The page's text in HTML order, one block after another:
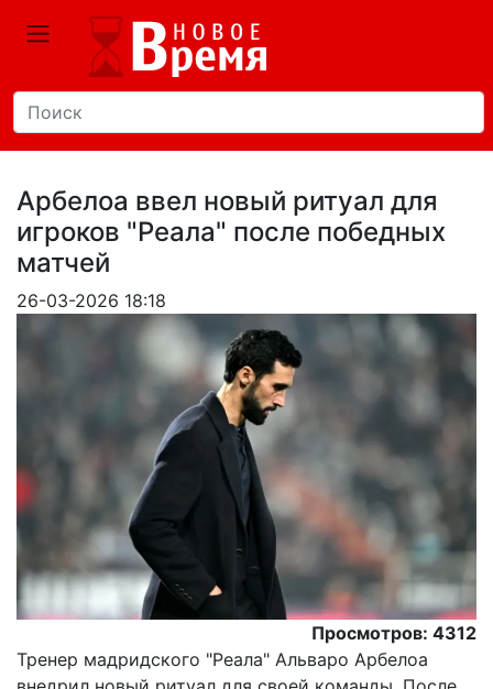
Арбелоа ввел новый ритуал для
игроков "Реала" после победных
матчей
26-03-2026 18:18
Просмотров: 4312
Тренер мадридского "Реала" Альваро Арбелоа